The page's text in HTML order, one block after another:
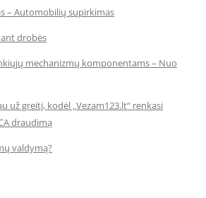
– Automobilių supirkimas
drobės
mechanizmų komponentams – Nuo
už greitį, kodėl „Vezam123.lt“ renkasi
draudimą
valdymą?